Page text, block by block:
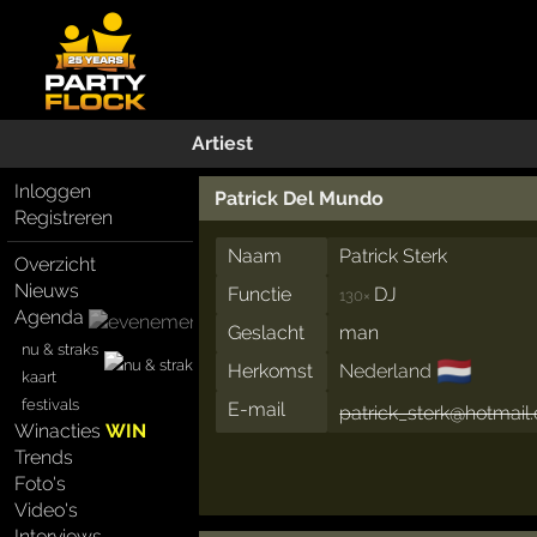
Artiest
Inloggen
Registreren
Overzicht
Nieuws
Agenda
nu & straks
kaart
festivals
WinactiesWIN
Trends
Foto's
Video's
Patrick Del Mundo
Naam
Patrick Sterk
Functie
130× DJ
Geslacht
man
Herkomst
Nederland 🇳🇱
E-mail